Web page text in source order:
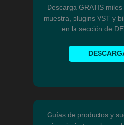
Descarga GRATIS
muestra, plugins VST y
en la sección de
Guías de productos y